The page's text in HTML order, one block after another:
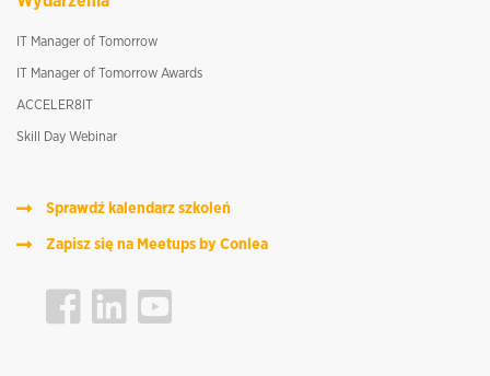
IT Manager of Tomorrow
IT Manager of Tomorrow Awards
ACCELER8IT
Skill Day Webinar
Sprawdź kalendarz szkoleń
Zapisz się na Meetups by Conlea